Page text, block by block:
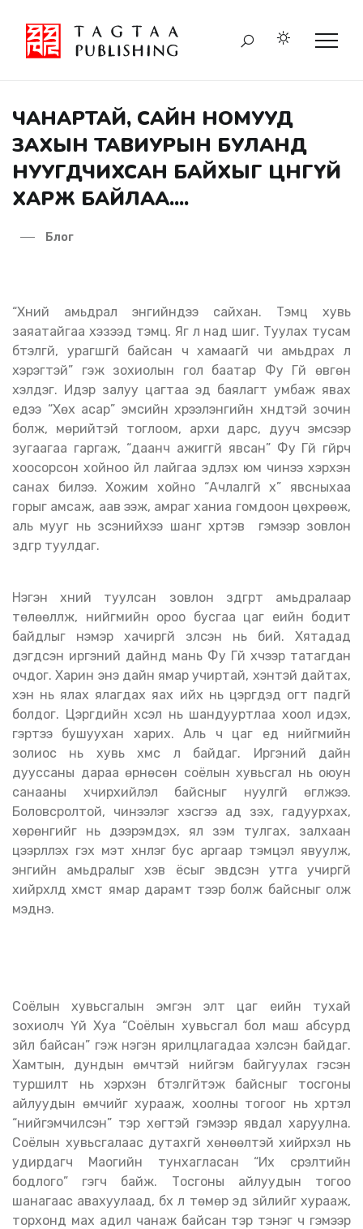
ЧАНАРТАЙ, САЙН НОМУУД
ЗАХЫН ТАВИУРЫН БУЛАНД
НУУГДЧИХСАН БАЙХЫГ ЦӨӨНГҮЙ
ХАРЖ БАЙЛАА....
Блог
“Хүний амьдрал энгийндээ сайхан. Тэмц хувь
заяатайгаа хэзээд тэмц. Яг л над шиг. Туулах тусам
бүтэлгүй, урагшгүй байсан ч хамаагүй чи амьдрах л
хэрэгтэй” гэж зохиолын гол баатар Фу Гүй өвгөн
хэлдэг. Идэр залуу цагтаа эд баялагт умбаж явах
үедээ “Хөх асар” эмсийн хүрээлэнгийн хүндтэй зочин
болж, мөрийтэй тоглоом, архи дарс, дууч эмсээр
зугаагаа гаргаж, “даанч ажиггүй явсан” Фу Гүй үгүйрч
хоосорсон хойноо үйл лайгаа эдлэх юм чинээ хэрхэн
санах билээ. Хожим хойно “Ачлалгүй хүү” явсныхаа
горыг амсаж, аав ээж, амраг ханиа гомдоон цөхрөөж,
аль мууг нь үзсэнийхээ шанг хүртэв үү гэмээр зовлон
зүдгүүр туулдаг.
Нэгэн хүний туулсан зовлон зүдгүүрт амьдралаар
төлөөлүүлж, нийгмийн ороо бусгаа цаг үеийн бодит
байдлыг нэмэр хачиргүй үзүүлсэн нь бий. Хятадад
дэгдсэн иргэний дайнд мань Фу Гүй хүчээр татагдан
очдог. Харин энэ дайн ямар учиртай, хэнтэй дайтах,
хэн нь ялах ялагдах яах ийх нь цэргүүдэд огт падгүй
болдог. Цэргүүдийн хүсэл нь шандууртлаа хоол идэх,
гэртээ бушуухан харих. Аль ч цаг үед нийгмийн
золиос нь хувь хүмүүс л байдаг. Иргэний дайн
дууссаны дараа өрнөсөн соёлын хувьсгал нь оюун
санааны хүчирхийлэл байсныг нуулгүй өгүүлжээ.
Боловсролтой, чинээлэг хэсгээ ад үзэх, гадуурхах,
хөрөнгийг нь дээрэмдэх, ял зэм тулгах, залхаан
цээрлүүлэх гэх мэт хүнлэг бус аргаар тэмцэл явуулж,
энгийн амьдралыг хэв ёсыг эвдсэн утга учиргүй
хийрхлүүд хүмүүст ямар дарамт тээр болж байсныг олж
мэднэ.
Соёлын хувьсгалын эмгэн элт цаг үеийн тухай
зохиолч Үй Хуа “Соёлын хувьсгал бол маш абсурд
зүйл байсан” гэж нэгэн ярилцлагадаа хэлсэн байдаг.
Хамтын, дундын өмчтэй нийгэм байгуулах гэсэн
туршилт нь хэрхэн бүтэлгүйтэж байсныг тосгоны
айлуудын өмчийг хурааж, хоолны тогоог нь хүртэл
“нийгэмчилсэн” тэр хөгтэй гэмээр явдал харуулна.
Соёлын хувьсгалаас дутахгүй хөнөөлтэй хийрхэл нь
удирдагч Маогийн тунхагласан “Их үсрэлтийн
бодлого” гэгч байж. Тосгоны айлуудын тогоо
шанагаас авахуулаад, бүх л төмөр эд зүйлийг хурааж,
торхонд мах адил чанаж байсан тэр тэнэг ч гэмээр